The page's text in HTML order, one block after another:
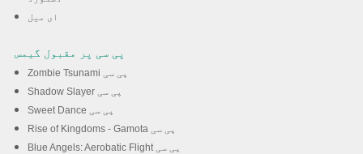
ای میل
پی سی پر مقبول گیمس
Zombie Tsunami پی سی
Shadow Slayer پی سی
Sweet Dance پی سی
Rise of Kingdoms - Gamota پی سی
Blue Angels: Aerobatic Flight پی سی